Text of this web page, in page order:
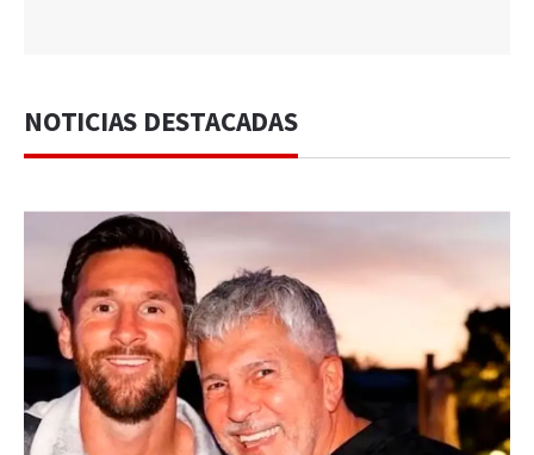
NOTICIAS DESTACADAS